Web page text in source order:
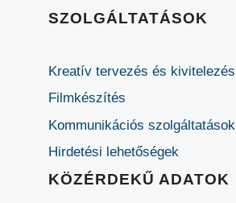
SZOLGÁLTATÁSOK
Kreatív tervezés és kivitelezés
Filmkészítés
Kommunikációs szolgáltatások
Hirdetési lehetőségek
KÖZÉRDEKŰ ADATOK